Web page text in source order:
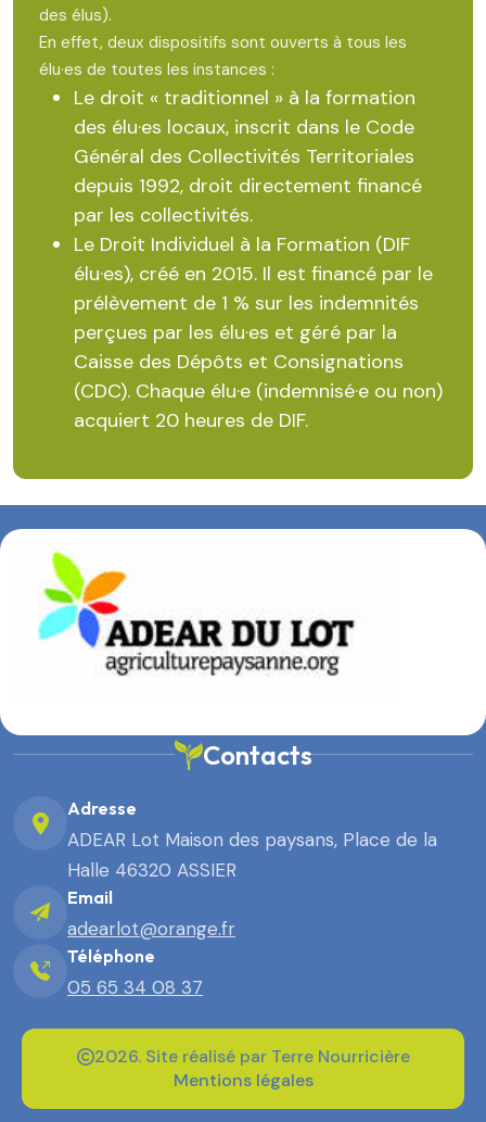
des élus).
En effet, deux dispositifs sont ouverts à tous les
élu·es de toutes les instances :
Le droit « traditionnel » à la formation
des élu·es locaux, inscrit dans le Code
Général des Collectivités Territoriales
depuis 1992, droit directement financé
par les collectivités.
Le Droit Individuel à la Formation (DIF
élu·es), créé en 2015. Il est financé par le
prélèvement de 1 % sur les indemnités
perçues par les élu·es et géré par la
Caisse des Dépôts et Consignations
(CDC). Chaque élu·e (indemnisé·e ou non)
acquiert 20 heures de DIF.
Contacts
Adresse
ADEAR Lot Maison des paysans, Place de la
Halle 46320 ASSIER
Email
adearlot@orange.fr
Téléphone
05 65 34 08 37
2026. Site réalisé par Terre Nourricière
Mentions légales